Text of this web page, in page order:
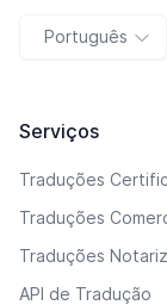
Português
Serviços
Traduções
Traduções
Traduções
API de Tradução